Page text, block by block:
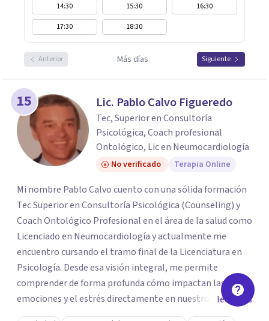
14:30 15:30
16:30
17:30
18:30
Anterior Más días Siguiente
15 Lic. Pablo Calvo Figueredo
Tec, Superior en Consultoría
Psicológica, Coach profesional
Ontológico, Lic en Neumocardiología
No verificado Terapia Online
Mi nombre Pablo Calvo cuento con una sólida formación
Tec Superior en Consultoría Psicológica (Counseling) y
Coach Ontológico Profesional en el área de la salud como
Licenciado en Neumocardiología y actualmente me
encuentro cursando el tramo final de la Licenciatura en
Psicología. Desde esa visión integral, me permite
comprender de forma profunda cómo impactan las
emociones y el estrés directamente en nuestro cuerpo.
Mi enfoque de trabajo no se limita a escucharte; fusiono
leer más